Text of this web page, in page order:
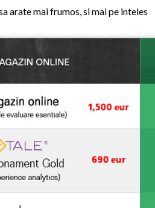
arate mai frumos, si mai pe inteles